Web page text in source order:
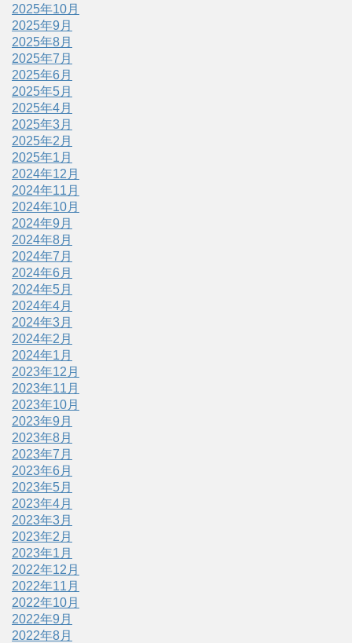
2025年10月
2025年9月
2025年8月
2025年7月
2025年6月
2025年5月
2025年4月
2025年3月
2025年2月
2025年1月
2024年12月
2024年11月
2024年10月
2024年9月
2024年8月
2024年7月
2024年6月
2024年5月
2024年4月
2024年3月
2024年2月
2024年1月
2023年12月
2023年11月
2023年10月
2023年9月
2023年8月
2023年7月
2023年6月
2023年5月
2023年4月
2023年3月
2023年2月
2023年1月
2022年12月
2022年11月
2022年10月
2022年9月
2022年8月